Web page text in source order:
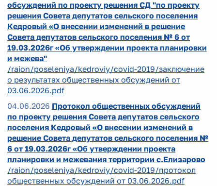
обсуждений по проекту решения СД "по проекту
решения Совета депутатов сельского поселения
Кедровый «О внесении изменений в решение
Совета депутатов сельского поселения № 6 от
19.03.2026г «Об утверждении проекта планировки
и межева"
/raion/poseleniya/kedroviy/covid-2019/заключение
о результатах общественных обсуждений от
03.06.2026.pdf
04.06.2026 Протокол общественных обсуждений
по проекту решения Совета депутатов сельского
поселения Кедровый «О внесении изменений в
решение Совета депутатов сельского поселения №
6 от 19.03.2026г «Об утверждении проекта
планировки и межевания территории с.Елизарово
/raion/poseleniya/kedroviy/covid-2019/протокол
общественных обсуждений от 03.06.2026.pdf